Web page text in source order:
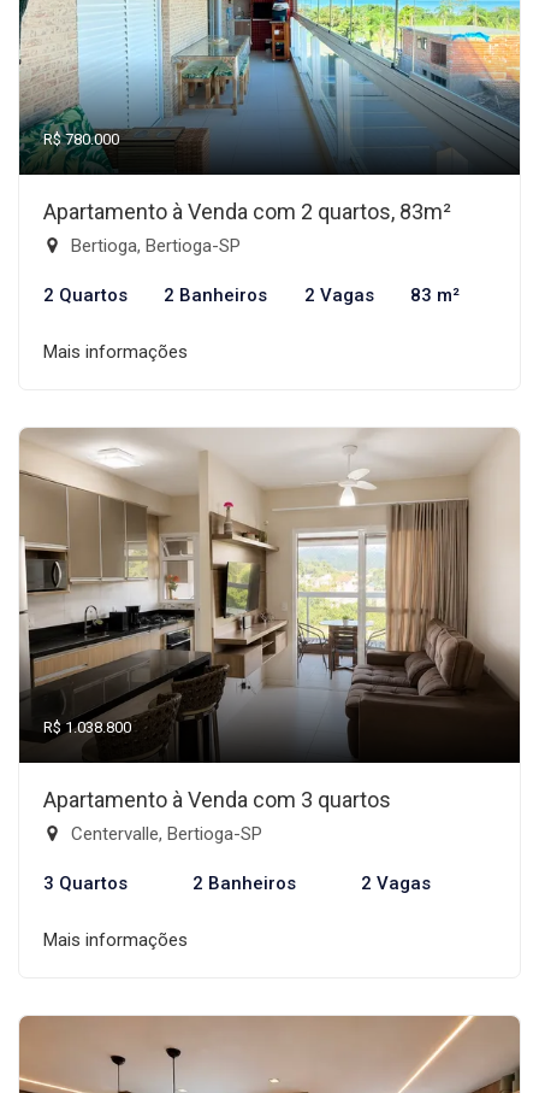
R$ 780.000
Apartamento à Venda com 2 quartos, 83m²
Bertioga, Bertioga-SP
2 Quartos 2 Banheiros 2 Vagas 83 m²
Mais informações
R$ 1.038.800
Apartamento à Venda com 3 quartos
Centervalle, Bertioga-SP
3 Quartos 2 Banheiros 2 Vagas
Mais informações